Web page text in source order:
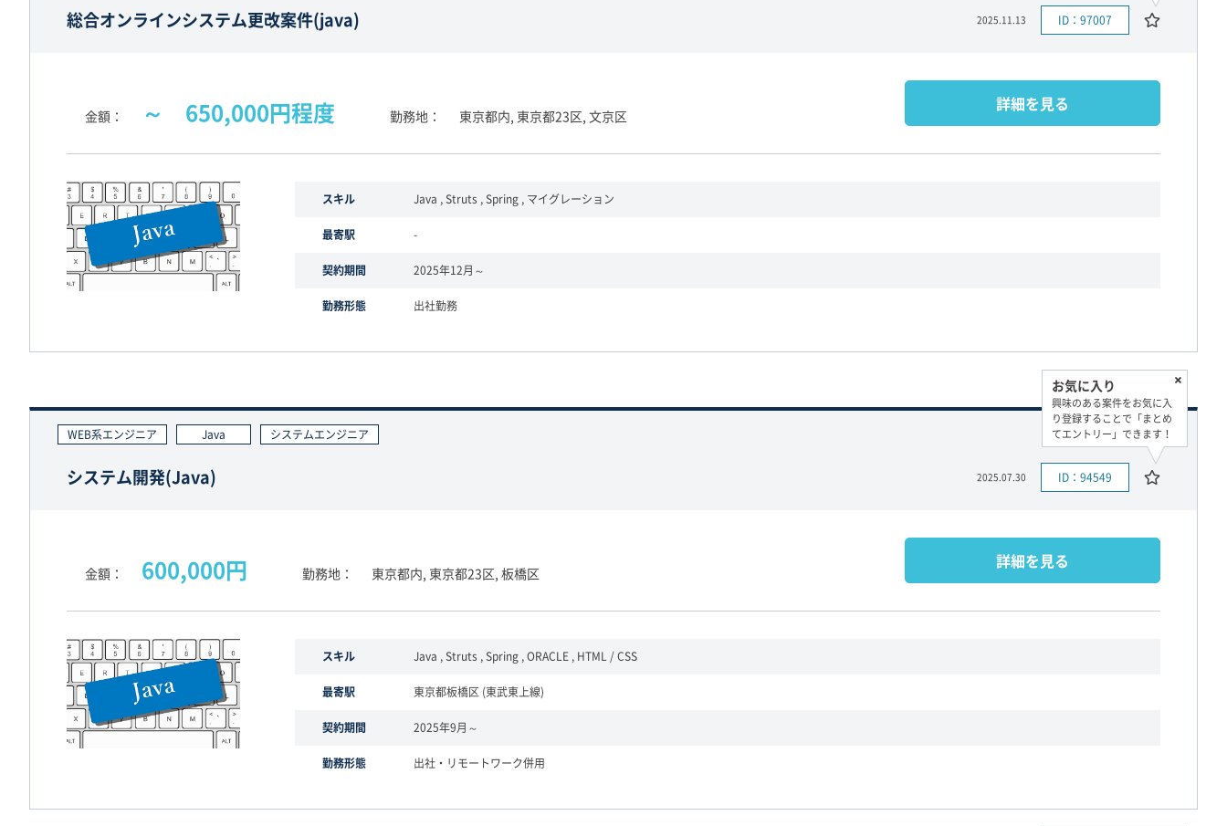
総合オンラインシステム更改案件(java) 2025.11.13 ID：97007
金額 ～ 650,000円程度 勤務地 東京都内, 東京都23区, 文京区
詳細を見る
スキル Java , Struts , Spring , マイグレーション
最寄駅 -
契約期間 2025年12月～
勤務形態 出社勤務
WEB系エンジニア Java システムエンジニア
システム開発(Java) 2025.07.30 ID：94549
お気に入り
興味のある案件をお気に入
り登録することで「まとめ
てエントリー」できます！
金額 600,000円 勤務地 東京都内, 東京都23区, 板橋区
詳細を見る
スキル Java , Struts , Spring , ORACLE , HTML / CSS
最寄駅 東京都板橋区 (東武東上線)
契約期間 2025年9月～
勤務形態 出社・リモートワーク併用